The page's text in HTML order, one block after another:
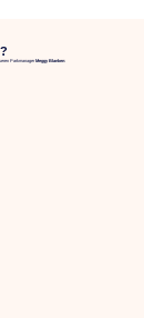
Parkmanager Meggy Blanken: